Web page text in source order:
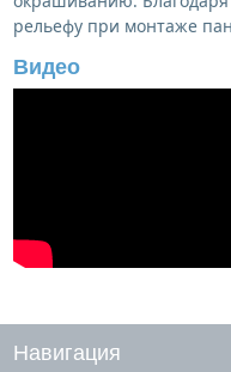
рельефу при монтаже
Видео
Навигация